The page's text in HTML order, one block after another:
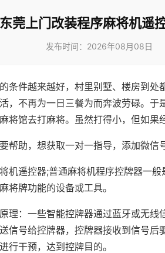
莞上门改装程序麻将机遥
发布时间：2026年08月08日
条件越来越好，村里别墅、楼房到处
，不再为一日三餐为而奔波劳碌。
将馆去打麻将。虽然打得小，但如果
帮助，想获取一对一指导，添加微信
机遥控器;普通麻将机程序控牌器一
将牌功能的设备或工具。
理：一些智能控牌器通过蓝牙或无线
信号给控牌器，控牌器接收到信号后
行干预，达到控牌目的。